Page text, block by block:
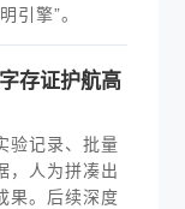
引擎”。
存证护航高
验记录、批量
，人为拼凑出
果。后续深度